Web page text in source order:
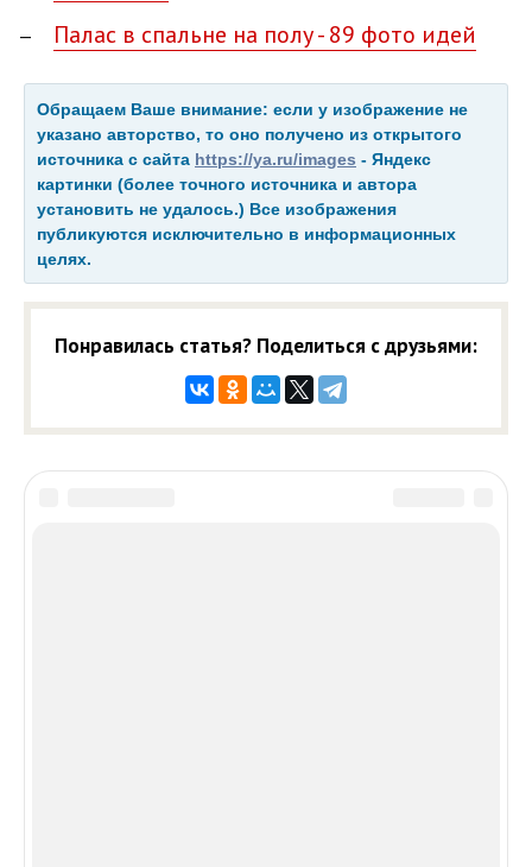
Палас в спальне на полу - 89 фото идей
Обращаем Ваше внимание: если у изображение не
указано авторство, то оно получено из открытого
источника с сайта https://ya.ru/images - Яндекс
картинки (более точного источника и автора
установить не удалось.) Все изображения
публикуются исключительно в информационных
целях.
Понравилась статья? Поделиться с друзьями: